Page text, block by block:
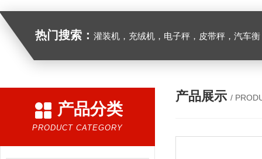
热门搜索： 灌装机，充绒机，电子秤，皮带秤，汽车
产品分类
PRODUCT CATEGORY
产品展示 /